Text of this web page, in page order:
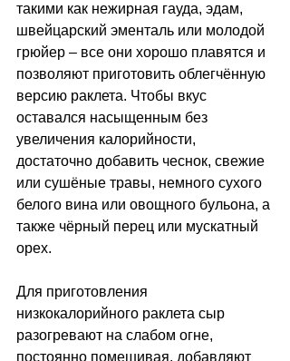
такими как нежирная гауда, эдам,
швейцарский эменталь или молодой
грюйер – все они хорошо плавятся и
позволяют приготовить облегчённую
версию раклета. Чтобы вкус
оставался насыщенным без
увеличения калорийности,
достаточно добавить чеснок, свежие
или сушёные травы, немного сухого
белого вина или овощного бульона, а
также чёрный перец или мускатный
орех.
Для приготовления
низкокалорийного раклета сыр
разогревают на слабом огне,
постоянно помешивая, добавляют